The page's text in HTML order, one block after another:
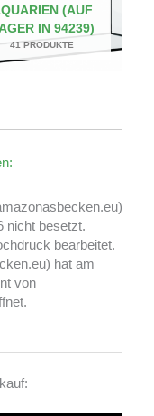
(AUF
IN 94239)
41 PRODUKTE
nicht besetzt.
bearbeitet.
hat am
von